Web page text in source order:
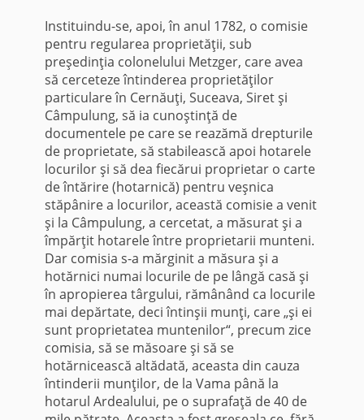
Instituindu-se, apoi, în anul 1782, o comisie
pentru regularea proprietăţii, sub
preşedinţia colonelului Metzger, care avea
să cerceteze întinderea proprietăţilor
particulare în Cernăuţi, Suceava, Siret şi
Câmpulung, să ia cunoştinţă de
documentele pe care se reazămă drepturile
de proprietate, să stabilească apoi hotarele
locurilor şi să dea fiecărui proprietar o carte
de întărire (hotarnică) pentru veşnica
stăpânire a locurilor, această comisie a venit
şi la Câmpulung, a cercetat, a măsurat şi a
împărţit hotarele între proprietarii munteni.
Dar comisia s-a mărginit a măsura şi a
hotărnici numai locurile de pe lângă casă şi
în apropierea târgului, rămânând ca locurile
mai depărtate, deci întinşii munţi, care „şi ei
sunt proprietatea muntenilor“, precum zice
comisia, să se măsoare şi să se
hotărnicească altădată, aceasta din cauza
întinderii munţilor, de la Vama până la
hotarul Ardealului, pe o suprafaţă de 40 de